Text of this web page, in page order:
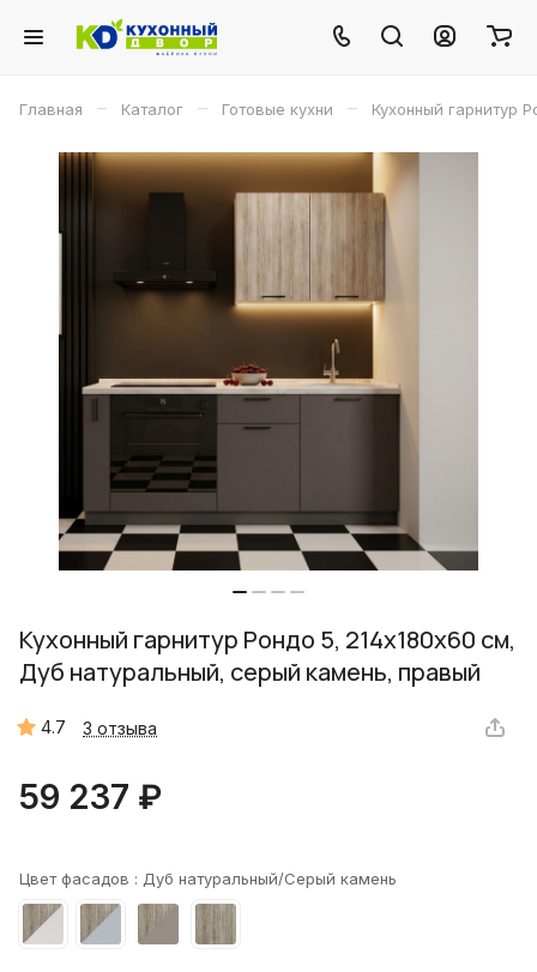
Главная – Каталог – Готовые кухни – Кухонный гарнитур
Кухонный гарнитур Рондо 5, 214x180x60 см,
Дуб натуральный, серый камень, правый
4.7 3 отзыва
59 237 ₽
Цвет фасадов : Дуб натуральный/Серый камень